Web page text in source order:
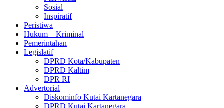
Sosial
Inspiratif
Peristiwa
Hukum – Kriminal
Pemerintahan
Legislatif
DPRD Kota/Kabupaten
DPRD Kaltim
DPR RI
Advertorial
Diskominfo Kutai Kartanegara
DPRD Kutai Kartanegara